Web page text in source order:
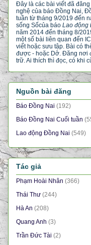
Đây là các bài viết đã
nghệ của báo Đồng Nai,
tuần từ tháng 9/2019 đến
sống Sốcủa báo Lao động
năm 2014 đến tháng 8/
một số bài liên quan đến
viết hoặc sưu tập. Bài có
được - hoặc Dở. Đăng nơi
trữ. Ai thích thì đọc, có khi
Nguồn bài đăng
Báo Đồng Nai (192)
Báo Đồng Nai Cuối tuần
Lao động Đồng Nai (549)
Tác giả
Phạm Hoài Nhân (366)
Thái Thư (244)
Hà An (208)
Quang Anh (3)
Trần Đức Tài (2)